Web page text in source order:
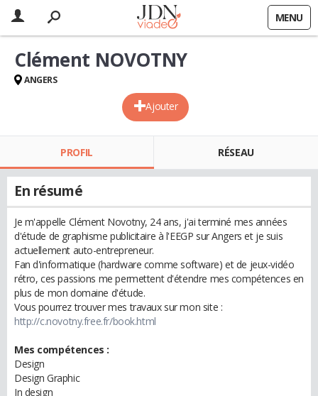
MENU
Ajouter
Clément NOVOTNY
ANGERS
PROFIL RÉSEAU
En résumé
Je m'appelle Clément Novotny, 24 ans, j'ai terminé mes années
d'étude de graphisme publicitaire à l'EEGP sur Angers et je suis
actuellement auto-entrepreneur.
Fan d'informatique (hardware comme software) et de jeux-vidéo
rétro, ces passions me permettent d'étendre mes compétences en
plus de mon domaine d'étude.
Vous pourrez trouver mes travaux sur mon site :
http://c.novotny.free.fr/book.html
Mes compétences :
Design
Design Graphic
In design